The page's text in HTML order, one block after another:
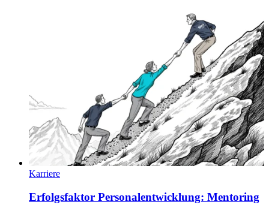
Karriere
Erfolgsfaktor Personalentwicklung: Mentoring